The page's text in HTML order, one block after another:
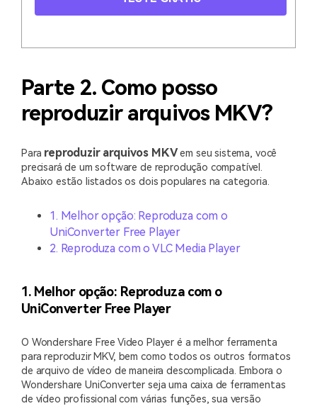
Parte 2. Como posso
reproduzir arquivos MKV?
Para reproduzir arquivos MKV em seu sistema, você
precisará de um software de reprodução compatível.
Abaixo estão listados os dois populares na categoria.
1. Melhor opção: Reproduza com o
UniConverter Free Player
2. Reproduza com o VLC Media Player
1. Melhor opção: Reproduza com o
UniConverter Free Player
O Wondershare Free Video Player é a melhor ferramenta
para reproduzir MKV, bem como todos os outros formatos
de arquivo de vídeo de maneira descomplicada. Embora o
Wondershare UniConverter seja uma caixa de ferramentas
de vídeo profissional com várias funções, sua versão